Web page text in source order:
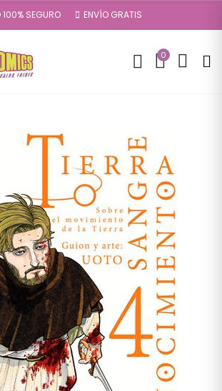
100% SEGURO ENVÍO GRATIS
0